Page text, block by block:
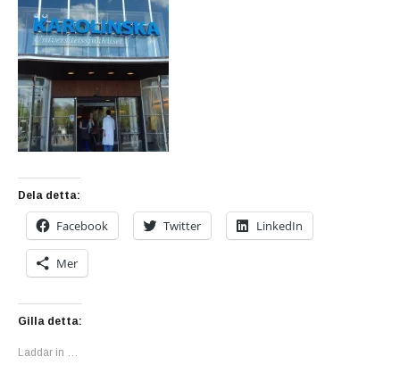
Dela detta:
Facebook Twitter LinkedIn
Mer
Gilla detta:
Laddar in …